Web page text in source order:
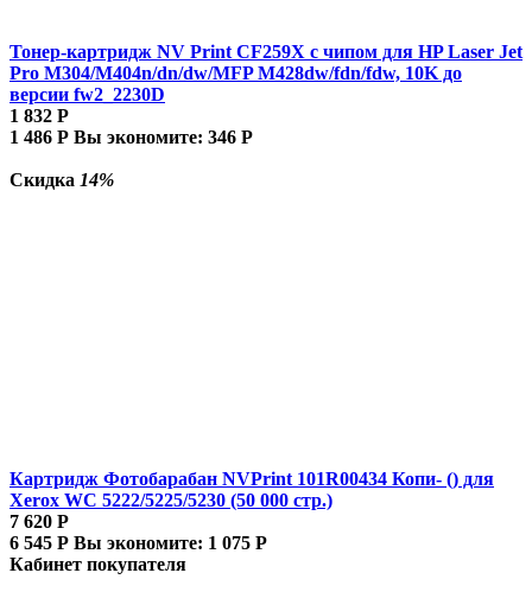
Тонер-картридж NV Print CF259X с чипом для HP Laser Jet
Pro M304/M404n/dn/dw/MFP M428dw/fdn/fdw, 10K до
версии fw2_2230D
1 832 Р
1 486 Р Вы экономите: 346 Р
Скидка 14%
Картридж Фотобарабан NVPrint 101R00434 Копи- () для
Xerox WC 5222/5225/5230 (50 000 стр.)
7 620 Р
6 545 Р Вы экономите: 1 075 Р
Кабинет покупателя